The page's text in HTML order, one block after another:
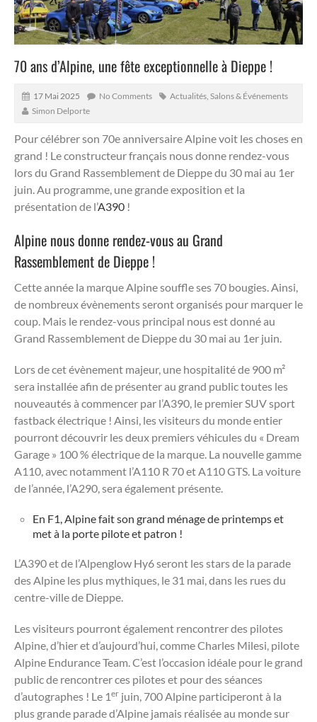
70 ans d’Alpine, une fête exceptionnelle à Dieppe !
17 Mai 2025 No Comments Actualités Salons & Événements
Simon Delporte
Pour célébrer son 70e anniversaire Alpine voit les choses en
grand ! Le constructeur français nous donne rendez-vous
lors du Grand Rassemblement de Dieppe du 30 mai au 1er
juin. Au programme, une grande exposition et la
présentation de l’A390 !
Alpine nous donne rendez-vous au Grand
Rassemblement de Dieppe !
Cette année la marque Alpine souffle ses 70 bougies. Ainsi,
de nombreux évènements seront organisés pour marquer le
coup. Mais le rendez-vous principal nous est donné au
Grand Rassemblement de Dieppe du 30 mai au 1er juin.
Lors de cet évènement majeur, une hospitalité de 900 m²
sera installée afin de présenter au grand public toutes les
nouveautés à commencer par l’A390, le premier SUV sport
fastback électrique ! Ainsi, les visiteurs du monde entier
pourront découvrir les deux premiers véhicules du « Dream
Garage » 100 % électrique de la marque. La nouvelle gamme
A110, avec notamment l’A110 R 70 et A110 GTS. La voiture
de l’année, l’A290, sera également présente.
En F1, Alpine fait son grand ménage de printemps et
met à la porte pilote et patron !
L’A390 et de l’Alpenglow Hy6 seront les stars de la parade
des Alpine les plus mythiques, le 31 mai, dans les rues du
centre-ville de Dieppe.
Les visiteurs pourront également rencontrer des pilotes
Alpine, d’hier et d’aujourd’hui, comme Charles Milesi, pilote
Alpine Endurance Team. C’est l’occasion idéale pour le grand
public de rencontrer ces pilotes et pour des séances
d’autographes ! Le 1er juin, 700 Alpine participeront à la
plus grande parade d’Alpine jamais réalisée au monde sur